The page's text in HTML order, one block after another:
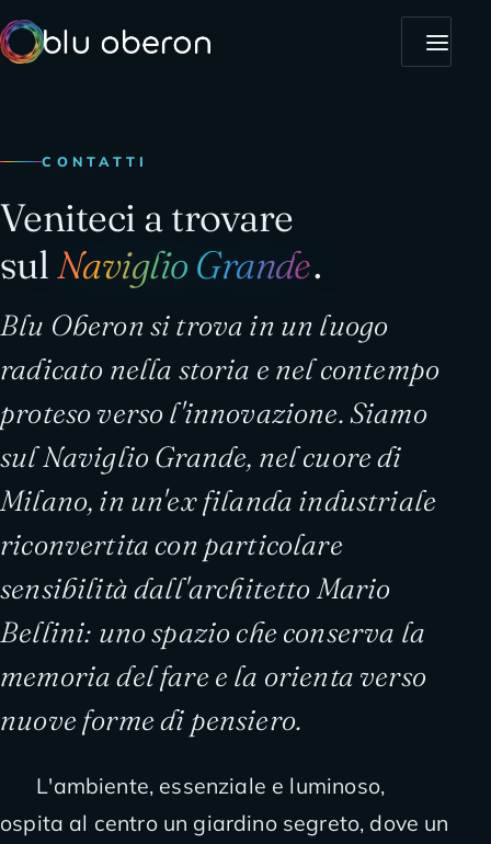
CONTATTI
Veniteci a trovare
sulNaviglio Grande.
Blu Oberon si trova in un luogo
radicato nella storia e nel contempo
proteso verso l'innovazione. Siamo
sul Naviglio Grande, nel cuore di
Milano, in un'ex filanda industriale
riconvertita con particolare
sensibilità dall'architettoMario
Bellini: uno spazio che conserva la
memoria del fare e la orienta verso
nuove forme di pensiero.
L'ambiente, essenziale e luminoso,
ospita al centro un giardino segreto, dove un